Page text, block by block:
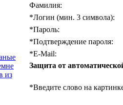
из
Фамилия:
*Логин (мин. 3 символа):
*Пароль:
*Подтверждение пароля:
*E-Mail:
Защита от
*Введите слово на